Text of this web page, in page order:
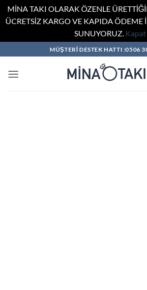
MİNA TAKI OLARAK ÖZENLE
ÜCRETSİZ KARGO VE KAPIDA ÖDEME
SUNUYORUZ. Kapat
atla
MÜŞTERİ DESTEK HATTI :0506